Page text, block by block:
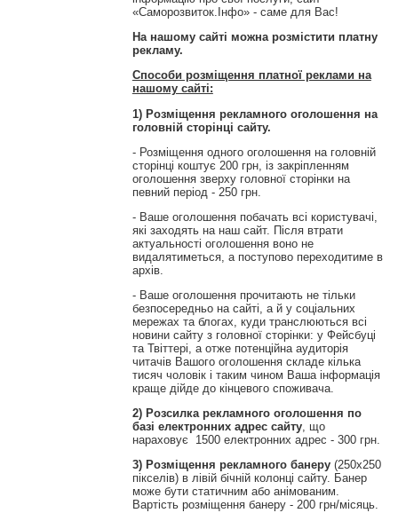
«Саморозвиток.Інфо» - саме для Вас!
На нашому сайті можна розмістити платну
рекламу.
Способи розміщення платної реклами на
нашому сайті:
1) Розміщення рекламного оголошення на
головній сторінці сайту.
- Розміщення одного оголошення на головній
сторінці коштує 200 грн, із закріпленням
оголошення зверху головної сторінки на
певний період - 250 грн.
- Ваше оголошення побачать всі користувачі,
які заходять на наш сайт. Після втрати
актуальності оголошення воно не
видалятиметься, а поступово переходитиме в
архів.
- Ваше оголошення прочитають не тільки
безпосередньо на сайті, а й у соціальних
мережах та блогах, куди транслюються всі
новини сайту з головної сторінки: у Фейсбуці
та Твіттері, а отже потенційна аудиторія
читачів Вашого оголошення складе кілька
тисяч чоловік і таким чином Ваша інформація
краще дійде до кінцевого споживача.
2) Розсилка рекламного оголошення по
базі електронних адрес сайту, що
нараховує 1500 електронних адрес - 300 грн.
3) Розміщення рекламного банеру(250х250
пікселів) в лівій бічній колонці сайту. Банер
може бути статичним або анімованим.
Вартість розміщення банеру - 200 грн/місяць.